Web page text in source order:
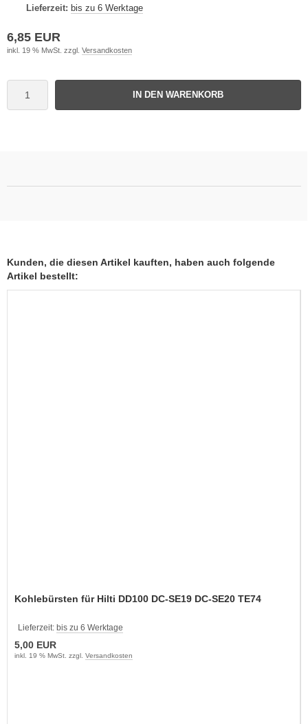
Lieferzeit: bis zu 6 Werktage
6,85 EUR
inkl. 19 % MwSt. zzgl. Versandkosten
IN DEN WARENKORB
Kunden, die diesen Artikel kauften, haben auch folgende
Artikel bestellt:
Kohlebürsten für Hilti DD100 DC-SE19 DC-SE20 TE74
Lieferzeit: bis zu 6 Werktage
5,00 EUR
inkl. 19 % MwSt. zzgl. Versandkosten